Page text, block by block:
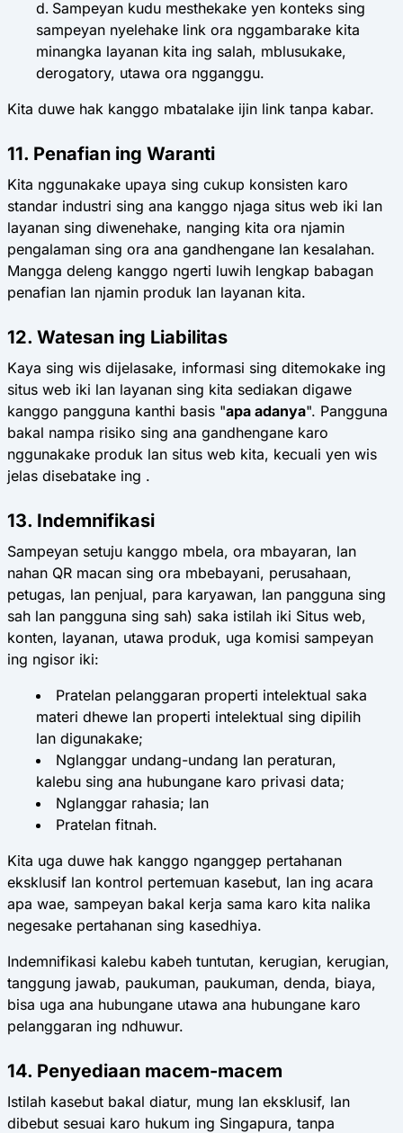
Sampeyan kudu mesthekake yen konteks sing
sampeyan nyelehake link ora nggambarake kita
minangka layanan kita ing salah, mblusukake,
derogatory, utawa ora ngganggu.
Kita duwe hak kanggo mbatalake ijin link tanpa kabar.
11. Penafian ing Waranti
Kita nggunakake upaya sing cukup konsisten karo
standar industri sing ana kanggo njaga situs web iki lan
layanan sing diwenehake, nanging kita ora njamin
pengalaman sing ora ana gandhengane lan kesalahan.
Mangga deleng kanggo ngerti luwih lengkap babagan
penafian lan njamin produk lan layanan kita.
12. Watesan ing Liabilitas
Kaya sing wis dijelasake, informasi sing ditemokake ing
situs web iki lan layanan sing kita sediakan digawe
kanggo pangguna kanthi basis "apa adanya". Pangguna
bakal nampa risiko sing ana gandhengane karo
nggunakake produk lan situs web kita, kecuali yen wis
jelas disebatake ing .
13. Indemnifikasi
Sampeyan setuju kanggo mbela, ora mbayaran, lan
nahan QR macan sing ora mbebayani, perusahaan,
petugas, lan penjual, para karyawan, lan pangguna sing
sah lan pangguna sing sah) saka istilah iki Situs web,
konten, layanan, utawa produk, uga komisi sampeyan
ing ngisor iki:
Pratelan pelanggaran properti intelektual saka
materi dhewe lan properti intelektual sing dipilih
lan digunakake;
Nglanggar undang-undang lan peraturan,
kalebu sing ana hubungane karo privasi data;
Nglanggar rahasia; lan
Pratelan fitnah.
Kita uga duwe hak kanggo nganggep pertahanan
eksklusif lan kontrol pertemuan kasebut, lan ing acara
apa wae, sampeyan bakal kerja sama karo kita nalika
negesake pertahanan sing kasedhiya.
Indemnifikasi kalebu kabeh tuntutan, kerugian, kerugian,
tanggung jawab, paukuman, paukuman, denda, biaya,
bisa uga ana hubungane utawa ana hubungane karo
pelanggaran ing ndhuwur.
14. Penyediaan macem-macem
Istilah kasebut bakal diatur, mung lan eksklusif, lan
dibebut sesuai karo hukum ing Singapura, tanpa